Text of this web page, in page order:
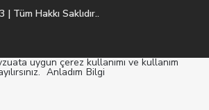
Tüm Hakkı Saklıdır..
uygun çerez kullanımı ve kullanım
Anladım Bilgi